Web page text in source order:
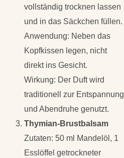
vollständig trocknen lassen
und in das Säckchen füllen.
Anwendung: Neben das
Kopfkissen legen, nicht
direkt ins Gesicht.
Wirkung: Der Duft wird
traditionell zur Entspannung
und Abendruhe genutzt.
Thymian-Brustbalsam
Zutaten: 50 ml Mandelöl, 1
Esslöffel getrockneter